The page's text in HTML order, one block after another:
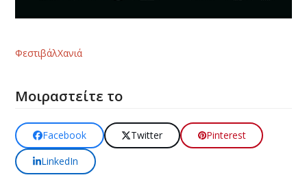
ΦεστιβάλΧανιά
Μοιραστείτε το
Facebook Twitter
Pinterest
LinkedIn